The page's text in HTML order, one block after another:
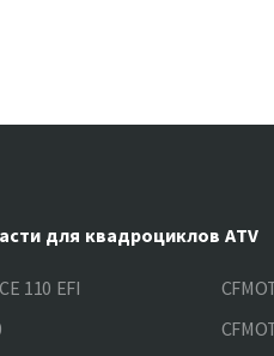
для квадроциклов ATV
110 EFI